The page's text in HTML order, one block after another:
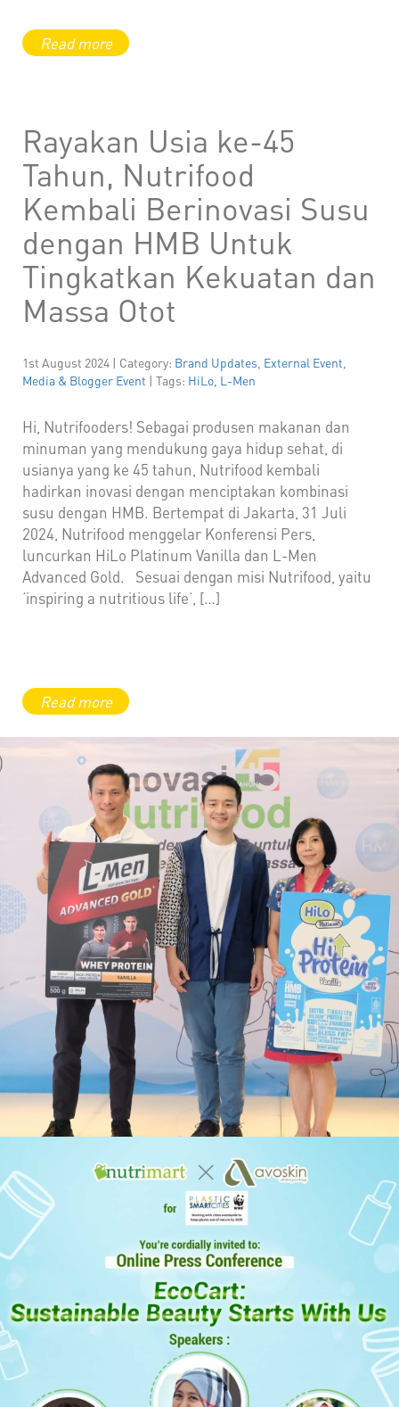
Rayakan Usia ke-45
Tahun, Nutrifood
Kembali Berinovasi Susu
dengan HMB Untuk
Tingkatkan Kekuatan dan
Massa Otot
1st August 2024 | Category: Brand Updates External Event
Media & Blogger Event | Tags: HiLo L-Men
Hi, Nutrifooders! Sebagai produsen makanan dan
minuman yang mendukung gaya hidup sehat, di
usianya yang ke 45 tahun, Nutrifood kembali
hadirkan inovasi dengan menciptakan kombinasi
susu dengan HMB. Bertempat di Jakarta, 31 Juli
2024, Nutrifood menggelar Konferensi Pers,
luncurkan HiLo Platinum Vanilla dan L-Men
Advanced Gold. Sesuai dengan misi Nutrifood, yaitu
‘inspiring a nutritious life‘, […]